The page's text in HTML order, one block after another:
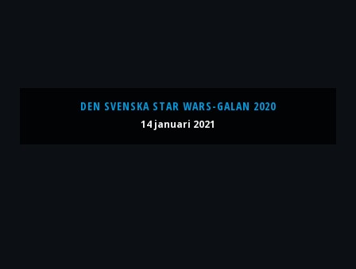
DEN SVENSKA STAR WARS-GALAN 2020
14 januari 2021